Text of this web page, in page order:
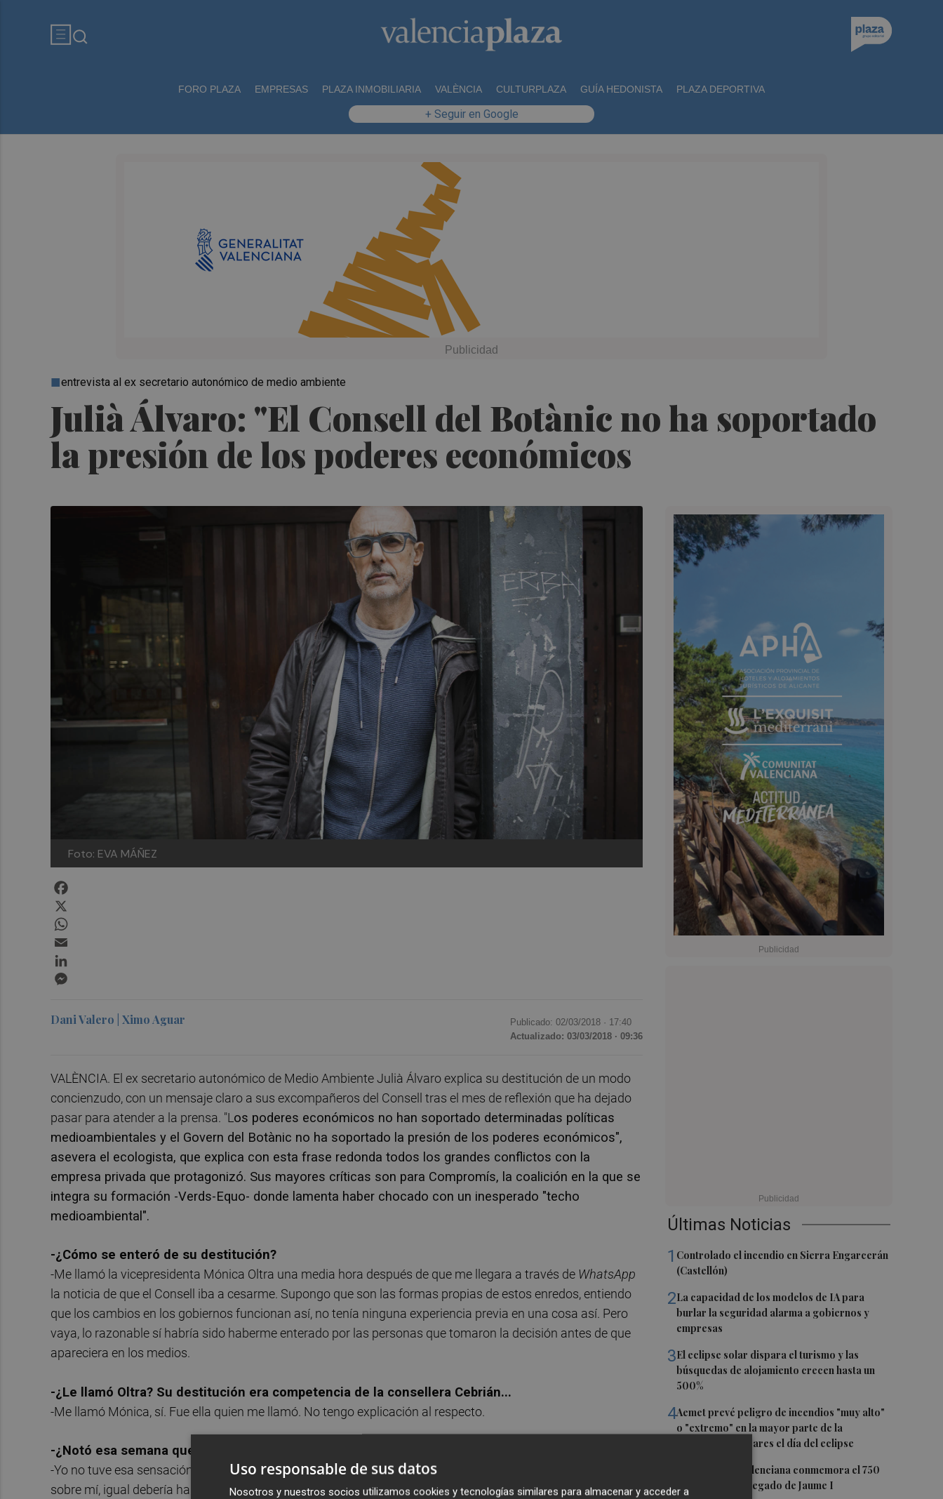
FORO PLAZA EMPRESAS PLAZA INMOBILIARIA VALÈNCIA CULTURPLAZA GUÍA HEDONISTA PLAZA DEPORTIVA
+ Seguir en Google
Julià Álvaro: "El Consell del Botànic no ha soportado
la presión de los poderes económicos
entrevista al ex secretario autonómico de medio ambiente
Foto: EVA MÁÑEZ
Últimas Noticias
1 Controlado el incendio en Sierra Engarcerán
(Castellón)
2La capacidad de los modelos de IA para
burlar la seguridad alarma a gobiernos y
empresas
3El eclipse solar dispara el turismo y las
búsquedas de alojamiento crecen hasta un
500%
4Aemet prevé peligro de incendios "muy alto"
o "extremo" en la mayor parte de la
Península y Baleares el día del eclipse
La Biblioteca Valenciana conmemora el 750
aniversario del legado de Jaume I
Dani Valero | Ximo Aguar Publicado: 02/03/2018 · 17:40
Actualizado: 03/03/2018 · 09:36
VALÈNCIA. El ex secretario autonómico de Medio Ambiente Julià Álvaro explica su destitución de un modo
concienzudo, con un mensaje claro a sus excompañeros del Consell tras el mes de reflexión que ha dejado
pasar para atender a la prensa. "L os poderes económicos no han soportado determinadas políticas
medioambientales y el Govern del Botànic no ha soportado la presión de los poderes económicos",
asevera el ecologista, que explica con esta frase redonda todos los grandes conflictos con la
empresa privada que protagonizó. Sus mayores críticas son para Compromís, la coalición en la que se
integra su formación -Verds-Equo- donde lamenta haber chocado con un inesperado "techo
medioambiental".
-¿Cómo se enteró de su destitución?
-Me llamó la vicepresidenta Mónica Oltra una media hora después de que me llegara a través de WhatsApp
la noticia de que el Consell iba a cesarme. Supongo que son las formas propias de estos enredos, entiendo
que los cambios en los gobiernos funcionan así, no tenía ninguna experiencia previa en una cosa así. Pero
vaya, lo razonable sí habría sido haberme enterado por las personas que tomaron la decisión antes de que
apareciera en los medios.
-¿Le llamó Oltra? Su destitución era competencia de la consellera Cebrián...
-Me llamó Mónica, sí. Fue ella quien me llamó. No tengo explicación al respecto.
-¿Notó esa semana que se estaba creando el caldo de cultivo para su destitución?
-Yo no tuve esa sensación, aunque la verdad es que tampoco sigo demasiado la información que se publica
sobre mí, igual debería haberle prestado algo más de atención. Yo no noté nada en particular que me lo
Uso responsable de sus datos
Nosotros y nuestros socios utilizamos cookies y tecnologías similares para almacenar y acceder a